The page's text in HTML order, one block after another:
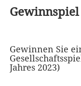
Gewinnspiel
Gewinnen Sie
Jahres 2023)